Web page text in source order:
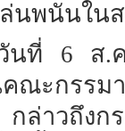
นพนันใน
นที่
6 ส.
คณะกรรม
กล่าวถึงก